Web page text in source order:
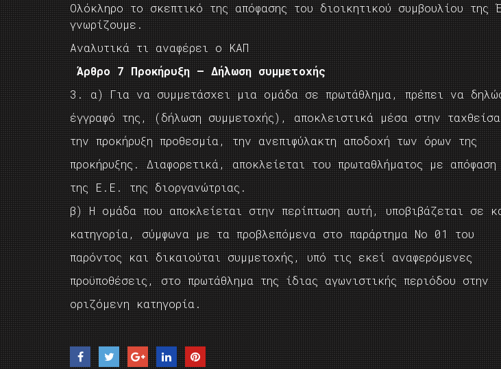
Ολόκληρο το σκεπτικό της απόφασης του διοικητικού συμβουλίου της
γνωρίζουμε.
Αναλυτικά τι αναφέρει ο ΚΑΠ
Άρθρο 7 Προκήρυξη – Δήλωση συμμετοχής
3. α) Για να συμμετάσχει μια ομάδα σε πρωτάθλημα, πρέπει να
έγγραφό της, (δήλωση συμμετοχής), αποκλειστικά μέσα στην
την προκήρυξη προθεσμία, την ανεπιφύλακτη αποδοχή των όρων της
προκήρυξης. Διαφορετικά, αποκλείεται του πρωταθλήματος με απόφαση
της Ε.Ε. της διοργανώτριας.
β) Η ομάδα που αποκλείεται στην περίπτωση αυτή, υποβιβάζεται σε
κατηγορία, σύμφωνα με τα προβλεπόμενα στο παράρτημα Νο 01 του
παρόντος και δικαιούται συμμετοχής, υπό τις εκεί αναφερόμενες
προϋποθέσεις, στο πρωτάθλημα της ίδιας αγωνιστικής περιόδου στην
οριζόμενη κατηγορία.